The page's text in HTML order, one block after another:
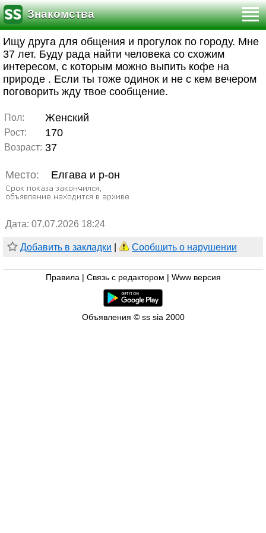
Знакомства
Ищу друга для общения и прогулок по городу. Мне
37 лет. Буду рада найти человека со схожим
интересом, с которым можно выпить кофе на
природе . Если ты тоже одинок и не с кем вечером
поговорить жду твое сообщение.
Пол: Женский
Рост: 170
Возраст: 37
Место: Елгава и р-он
Дата: 07.07.2026 18:24
Добавить в закладки Сообщить о нарушении
Правила Связь с редактором Www версия
Объявления © ss sia 2000